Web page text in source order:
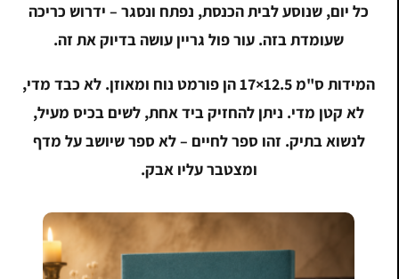
כל יום, שנוסע לבית הכנסת, נפתח ונסגר – ידרוש כריכה
שעומדת בזה. עור פול גריין עושה בדיוק את זה.
המידות17×12.5 ס"מ
הן פורמט נוח ומאוזן. לא כבד מדי,
לא קטן מדי. ניתן להחזיק ביד אחת, לשים בכיס מעיל,
לנשוא בתיק. זהו ספר לחיים – לא ספר שיושב על מדף
ומצטבר עליו אבק.